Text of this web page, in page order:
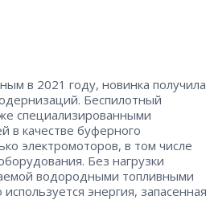
в 2021 году, новинка получила
Беспилотный
специализированными
в качестве буферного
электромоторов, в том числе
Без нагрузки
водородными топливными
энергия, запасенная